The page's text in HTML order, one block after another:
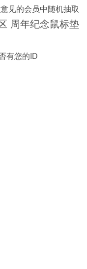
见的会员中随机抽取
周年纪念鼠标垫
有您的ID